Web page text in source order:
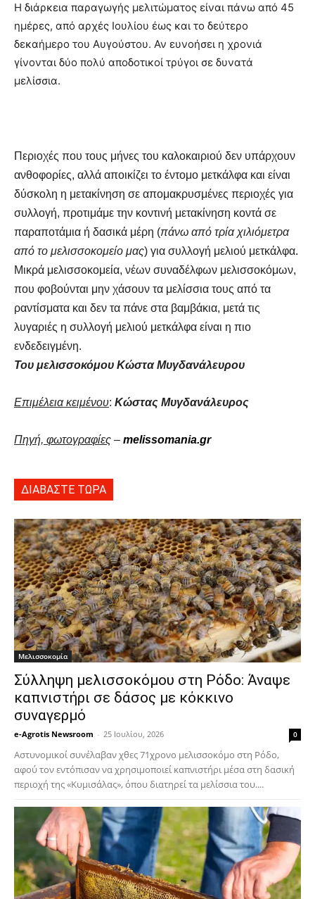
Η διάρκεια παραγωγής μελιτώματος είναι πάνω από 45
ημέρες, από αρχές Ιουλίου έως και το δεύτερο
δεκαήμερο του Αυγούστου. Αν ευνοήσει η χρονιά
γίνονται δύο πολύ αποδοτικοί τρύγοι σε δυνατά
μελίσσια.
Περιοχές που τους μήνες του καλοκαιριού δεν υπάρχουν
ανθοφορίες, αλλά αποικίζει το έντομο μετκάλφα και είναι
δύσκολη η μετακίνηση σε απομακρυσμένες περιοχές για
συλλογή, προτιμάμε την κοντινή μετακίνηση κοντά σε
παραποτάμια ή δασικά μέρη (πάνω από τρία χιλιόμετρα
από το μελισσοκομείο μας) για συλλογή μελιού μετκάλφα.
Μικρά μελισσοκομεία, νέων συναδέλφων μελισσοκόμων,
που φοβούνται μην χάσουν τα μελίσσια τους από τα
ραντίσματα και δεν τα πάνε στα βαμβάκια, μετά τις
λυγαριές η συλλογή μελιού μετκάλφα είναι η πιο
ενδεδειγμένη.
Του μελισσοκόμου Κώστα Μυγδανάλευρου
Επιμέλεια κειμένου: Κώστας Μυγδανάλευρος
Πηγή, φωτογραφίες – melissomania.gr
ΔΙΑΒΑΣΤΕ ΤΩΡΑ
Μελισσοκομία
Σύλληψη μελισσοκόμου στη Ρόδο: Άναψε
καπνιστήρι σε δάσος με κόκκινο
συναγερμό
e-Agrotis Newsroom - 25 Ιουλίου, 2026 0
Αστυνομικοί συνέλαβαν χθες 71χρονο μελισσοκόμο στη Ρόδο,
αφού τον εντόπισαν να χρησιμοποιεί καπνιστήρι μέσα στη δασική
περιοχή της «Κυμισάλας», όπου διατηρεί τα μελίσσια του....